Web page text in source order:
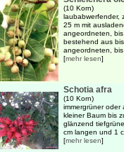
(10 Korn)
laubabwerfender,
25 m mit
angeordneten,
bestehend aus
angeordneten,
[mehr lesen]
Schotia afra
(10 Korn)
immergrüner oder
kleiner Baum bis
glänzend
cm langen und 1
[mehr lesen]